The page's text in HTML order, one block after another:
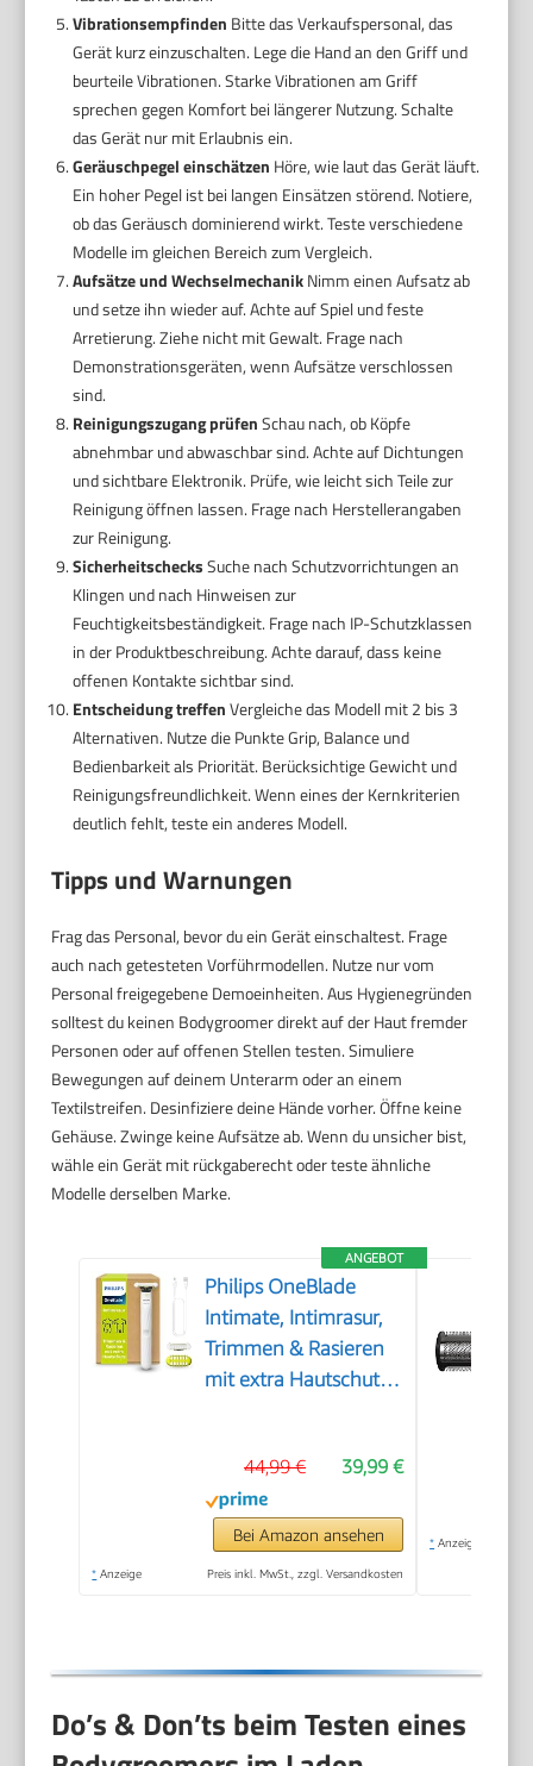
Vibrationsempfinden Bitte das Verkaufspersonal, das
Gerät kurz einzuschalten. Lege die Hand an den Griff und
beurteile Vibrationen. Starke Vibrationen am Griff
sprechen gegen Komfort bei längerer Nutzung. Schalte
das Gerät nur mit Erlaubnis ein.
Geräuschpegel einschätzen Höre, wie laut das Gerät läuft.
Ein hoher Pegel ist bei langen Einsätzen störend. Notiere,
ob das Geräusch dominierend wirkt. Teste verschiedene
Modelle im gleichen Bereich zum Vergleich.
Aufsätze und WechselmechanikNimm einen Aufsatz ab
und setze ihn wieder auf. Achte auf Spiel und feste
Arretierung. Ziehe nicht mit Gewalt. Frage nach
Demonstrationsgeräten, wenn Aufsätze verschlossen
sind.
Reinigungszugang prüfenSchau nach, ob Köpfe
abnehmbar und abwaschbar sind. Achte auf Dichtungen
und sichtbare Elektronik. Prüfe, wie leicht sich Teile zur
Reinigung öffnen lassen. Frage nach Herstellerangaben
zur Reinigung.
SicherheitschecksSuche nach Schutzvorrichtungen an
Klingen und nach Hinweisen zur
Feuchtigkeitsbeständigkeit. Frage nach IP-Schutzklassen
in der Produktbeschreibung. Achte darauf, dass keine
offenen Kontakte sichtbar sind.
Entscheidung treffenVergleiche das Modell mit 2 bis 3
Alternativen. Nutze die Punkte Grip, Balance und
Bedienbarkeit als Priorität. Berücksichtige Gewicht und
Reinigungsfreundlichkeit. Wenn eines der Kernkriterien
deutlich fehlt, teste ein anderes Modell.
Tipps und Warnungen
Frag das Personal, bevor du ein Gerät einschaltest. Frage
auch nach getesteten Vorführmodellen. Nutze nur vom
Personal freigegebene Demoeinheiten. Aus Hygienegründen
solltest du keinen Bodygroomer direkt auf der Haut fremder
Personen oder auf offenen Stellen testen. Simuliere
Bewegungen auf deinem Unterarm oder an einem
Textilstreifen. Desinfiziere deine Hände vorher. Öffne keine
Gehäuse. Zwinge keine Aufsätze ab. Wenn du unsicher bist,
wähle ein Gerät mit rückgaberecht oder teste ähnliche
Modelle derselben Marke.
ANGEBOT
Philips OneBlade
Intimate, Intimrasur,
Trimmen & Rasieren
mit extra Hautschutz,
Rasur – ohne
komplett glatt zu
rasieren, Modell
QP1924/30
39,99 €
44,99 €
Bei Amazon ansehen
* Anzeige Preis inkl. MwSt., zzgl. Versandkosten
* Anzeige
Do’s & Don’ts beim Testen eines